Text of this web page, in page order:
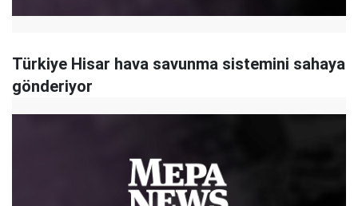
Türkiye Hisar hava savunma sistemini sahaya
gönderiyor